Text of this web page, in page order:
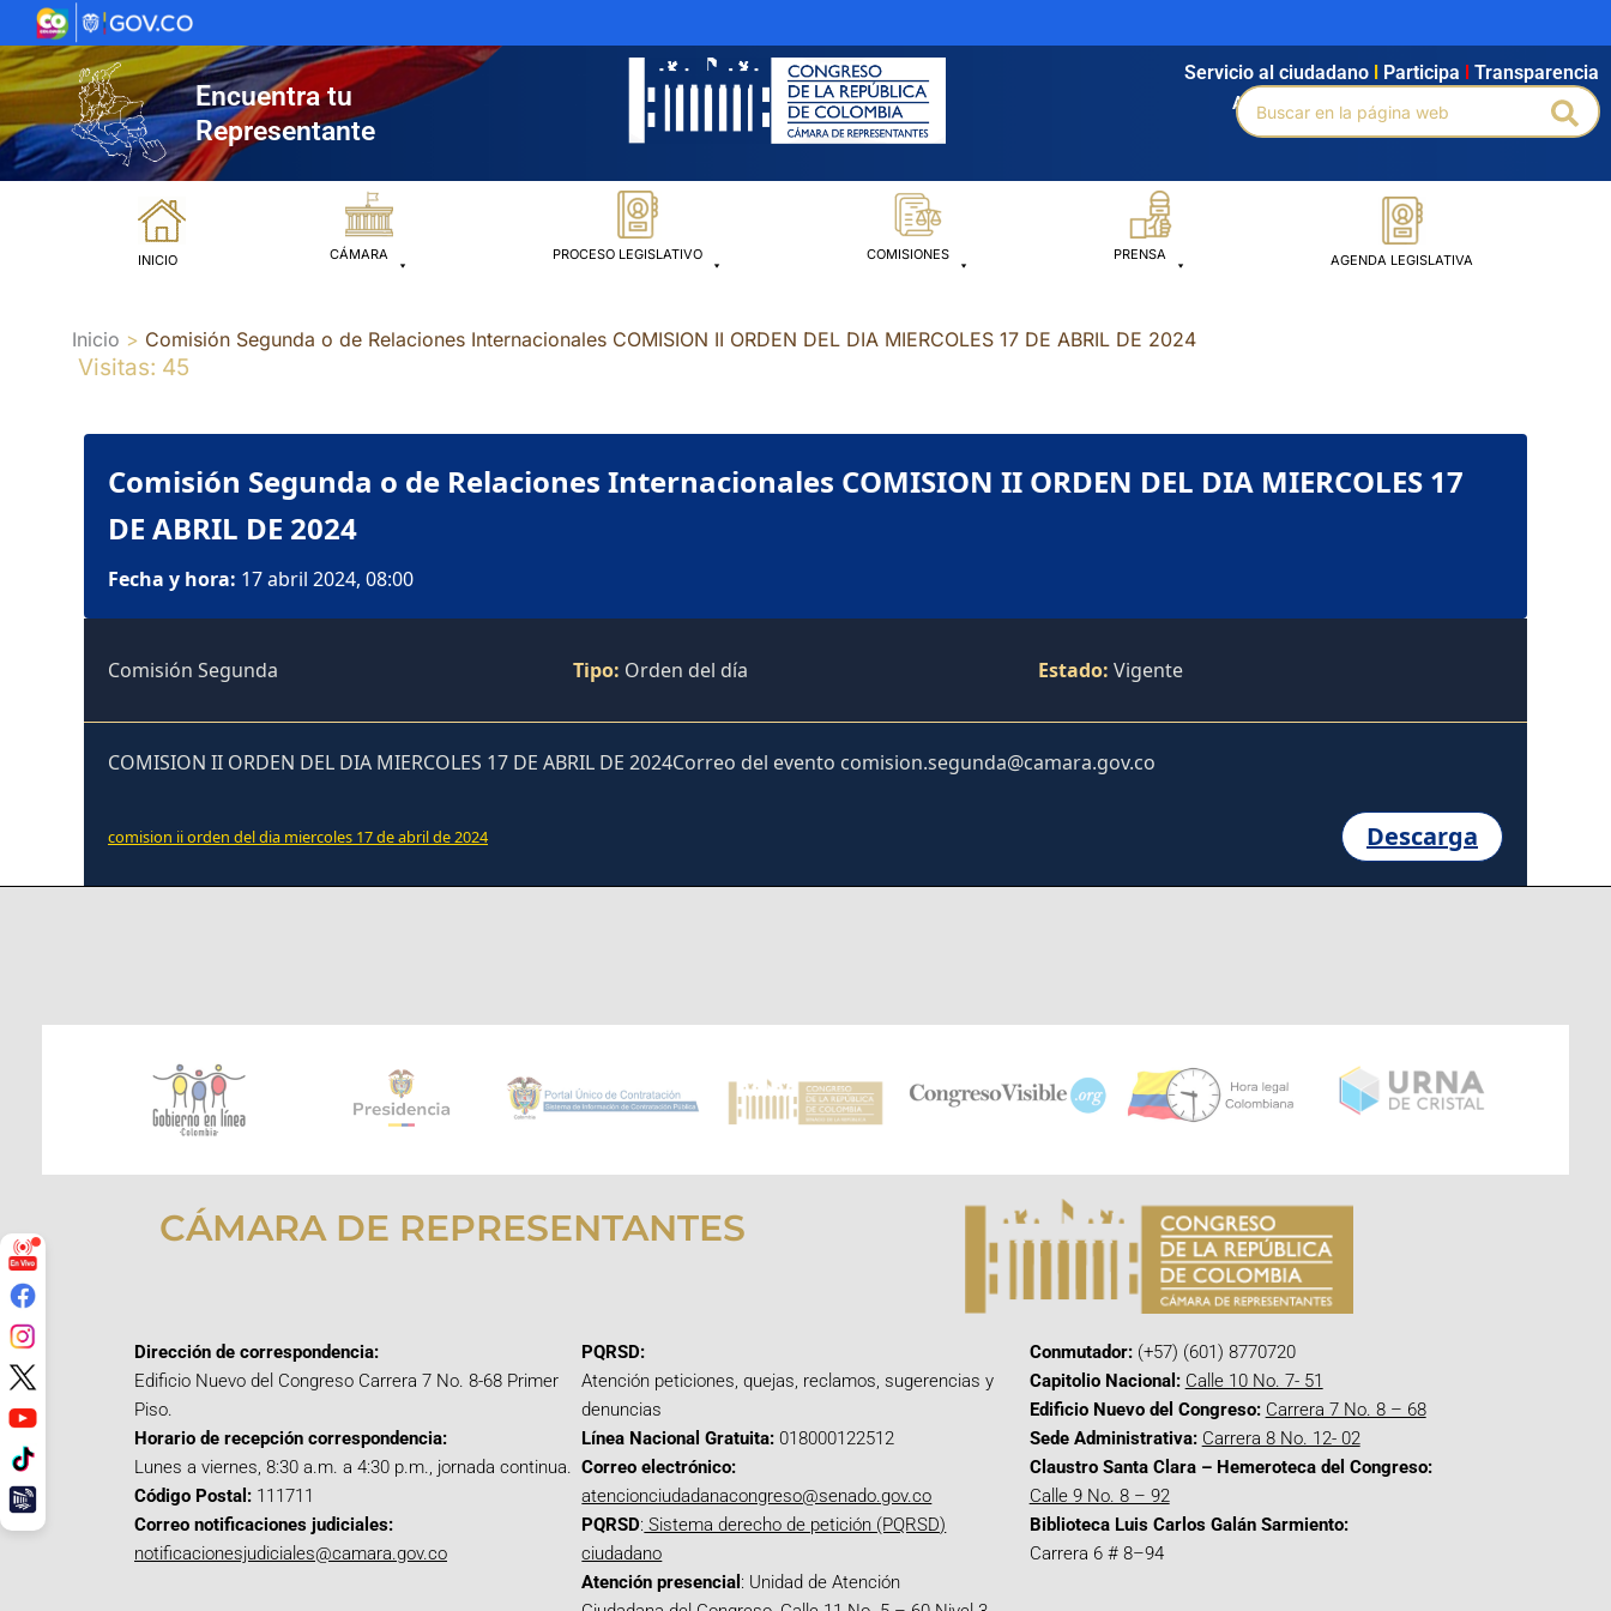
al
contenido
Encuentra tu
Representante
Agendamiento Intranet Búsqueda avanzada
Servicio al ciudadano Participa Transparencia
Buscar
por:
INICIO CÁMARA PROCESO LEGISLATIVO COMISIONES PRENSA AGENDA LEGISLATIVA
Inicio Comisión Segunda o de Relaciones Internacionales COMISION II ORDEN DEL DIA MIERCOLES 17 DE ABRIL DE 2024
Visitas: 45
Comisión Segunda o de Relaciones Internacionales COMISION II ORDEN DEL DIA MIERCOLES 17
DE ABRIL DE 2024
Fecha y hora: 17 abril 2024, 08:00
Comisión Segunda Tipo: Orden del día Estado: Vigente
COMISION II ORDEN DEL DIA MIERCOLES 17 DE ABRIL DE 2024Correo del evento comision.segunda@camara.gov.co
comision ii orden del dia miercoles 17 de abril de 2024 Descarga
CÁMARA DE REPRESENTANTES
Dirección de correspondencia:
Edificio Nuevo del Congreso Carrera 7 No. 8-68 Primer
Piso.
Horario de recepción correspondencia:
Lunes a viernes, 8:30 a.m. a 4:30 p.m., jornada continua.
Código Postal: 111711
Correo notificaciones judiciales:
notificacionesjudiciales@camara.gov.co
PQRSD:
Atención peticiones, quejas, reclamos, sugerencias y
denuncias
Línea Nacional Gratuita: 018000122512
Correo electrónico:
atencionciudadanacongreso@senado.gov.co
PQRSD: Sistema derecho de petición (PQRSD)
ciudadano
Atención presencial : Unidad de Atención
Conmutador:(+57) (601) 8770720
Capitolio Nacional: Calle 10 No. 7- 51
Edificio Nuevo del Congreso: Carrera 7 No. 8 – 68
Sede Administrativa: Carrera 8 No. 12- 02
Claustro Santa Clara – Hemeroteca del Congreso:
Calle 9 No. 8 – 92
Biblioteca Luis Carlos Galán Sarmiento:
Carrera 6 # 8–94